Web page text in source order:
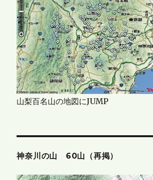
山梨百名山の地図にJUMP
神奈川の山 60山（再掲）